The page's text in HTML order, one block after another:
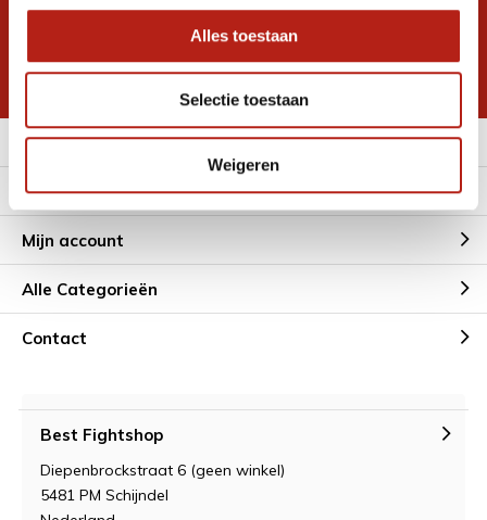
Alles toestaan
Selectie toestaan
Weigeren
* Lees hier de wettelijke beperkingen
Meer informatie
Klantenservice
Mijn account
Alle Categorieën
Contact
Best Fightshop
Diepenbrockstraat 6 (geen winkel)
5481 PM Schijndel